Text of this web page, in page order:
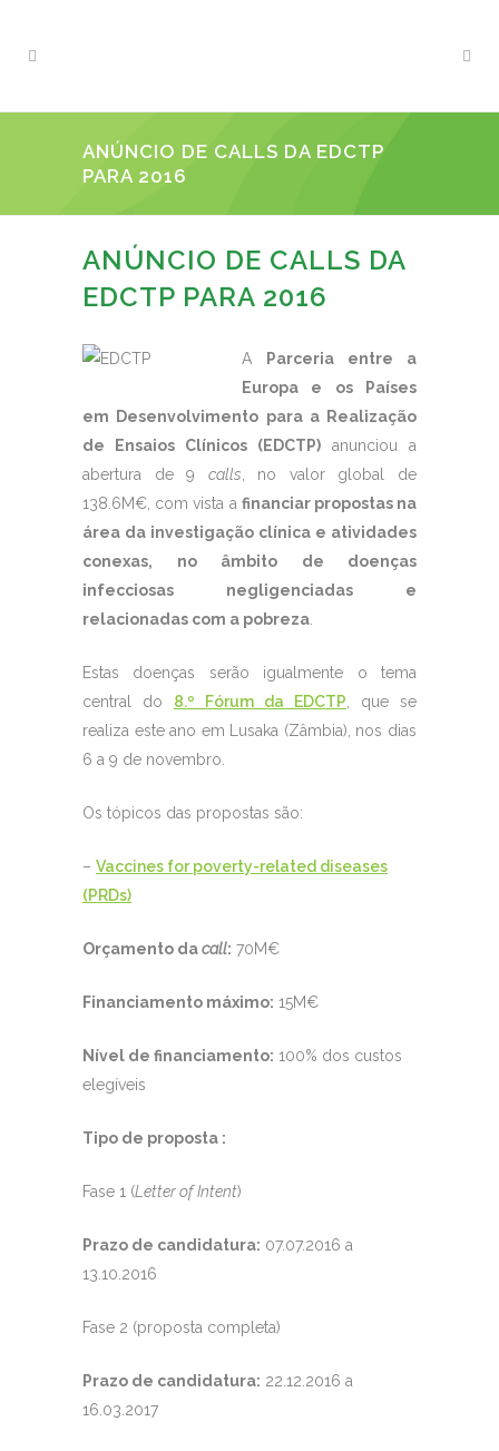
ANÚNCIO DE CALLS DA EDCTP
PARA 2016
ANÚNCIO DE CALLS DA
EDCTP PARA 2016
A
Parceria entre a
Europa e os Países
em Desenvolvimento para a Realização
de Ensaios Clínicos (EDCTP) anunciou a
abertura de 9 calls , no valor global de
138.6M€, com vista a financiar propostas na
área da investigação clínica e atividades
conexas, no âmbito de doenças
infecciosas negligenciadas e
relacionadas com a pobreza
Estas doenças serão igualmente o tema
central do 8.º Fórum da EDCTP , que se
realiza este ano em Lusaka (Zâmbia), nos dias
6 a 9 de novembro.
Os tópicos das propostas são:
– Vaccines for poverty-related diseases
(PRDs)
Orçamento dacall: 70M€
Financiamento máximo: 15M€
Nível de financiamento: 100% dos custos
elegíveis
Tipo de proposta :
Fase 1 (Letter of Intent)
Prazo de candidatura: 07.07.2016 a
13.10.2016
Fase 2 (proposta completa)
Prazo de candidatura: 22.12.2016 a
16.03.2017